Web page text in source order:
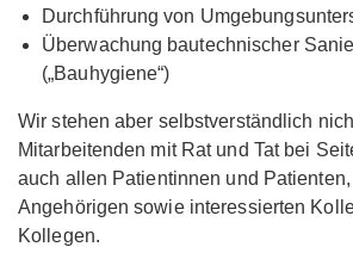
Durchführung von
Überwachung bautechnischer
(„Bauhygiene“)
Wir stehen aber selbstverständlich
Mitarbeitenden mit Rat und Tat bei
auch allen Patientinnen und Patienten,
Angehörigen sowie interessierten
Kollegen.